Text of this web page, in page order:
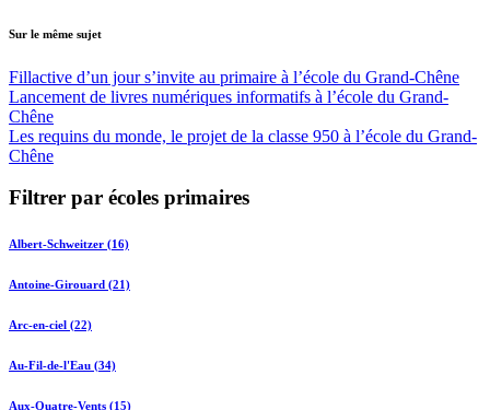
Sur le même sujet
Fillactive d’un jour s’invite au primaire à l’école du Grand-Chêne
Lancement de livres numériques informatifs à l’école du Grand-
Chêne
Les requins du monde, le projet de la classe 950 à l’école du Grand-
Chêne
Filtrer par écoles primaires
Albert-Schweitzer (16)
Antoine-Girouard (21)
Arc-en-ciel (22)
Au-Fil-de-l'Eau (34)
Aux-Quatre-Vents (15)